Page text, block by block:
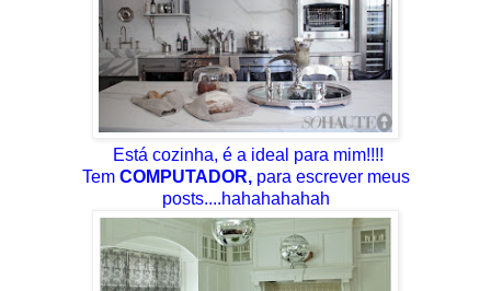
Está cozinha, é a ideal para mim!!!!
Tem COMPUTADOR,para escrever meus
posts....hahahahahah